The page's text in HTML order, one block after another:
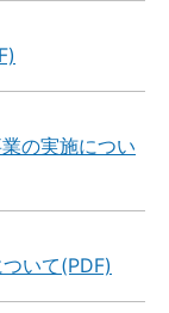
の実施につい
いて(PDF)